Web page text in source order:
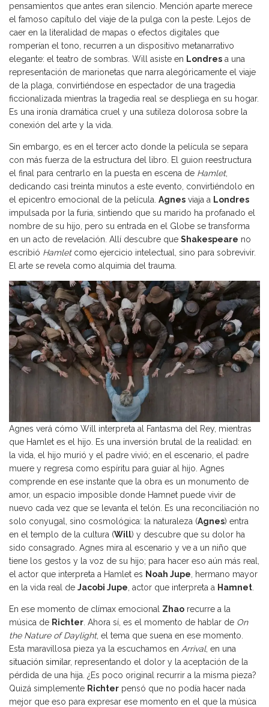
pensamientos que antes eran silencio. Mención aparte merece
el famoso capítulo del viaje de la pulga con la peste. Lejos de
caer en la literalidad de mapas o efectos digitales que
romperían el tono, recurren a un dispositivo metanarrativo
elegante: el teatro de sombras. Will asiste en Londres a una
representación de marionetas que narra alegóricamente el viaje
de la plaga, convirtiéndose en espectador de una tragedia
ficcionalizada mientras la tragedia real se despliega en su hogar.
Es una ironía dramática cruel y una sutileza dolorosa sobre la
conexión del arte y la vida.
Sin embargo, es en el tercer acto donde la película se separa
con más fuerza de la estructura del libro. El guion reestructura
el final para centrarlo en la puesta en escena de Hamlet,
dedicando casi treinta minutos a este evento, convirtiéndolo en
el epicentro emocional de la película. Agnes viaja a Londres
impulsada por la furia, sintiendo que su marido ha profanado el
nombre de su hijo, pero su entrada en el Globe se transforma
en un acto de revelación. Allí descubre que Shakespeare no
escribió Hamletcomo ejercicio intelectual, sino para sobrevivir.
El arte se revela como alquimia del trauma.
Agnes verá cómo Will interpreta al Fantasma del Rey, mientras
que Hamlet es el hijo. Es una inversión brutal de la realidad: en
la vida, el hijo murió y el padre vivió; en el escenario, el padre
muere y regresa como espíritu para guiar al hijo. Agnes
comprende en ese instante que la obra es un monumento de
amor, un espacio imposible donde Hamnet puede vivir de
nuevo cada vez que se levanta el telón. Es una reconciliación no
solo conyugal, sino cosmológica: la naturaleza (Agnes) entra
en el templo de la cultura (Will) y descubre que su dolor ha
sido consagrado. Agnes mira al escenario y ve a un niño que
tiene los gestos y la voz de su hijo; para hacer eso aún más real,
el actor que interpreta a Hamlet es Noah Jupe , hermano mayor
en la vida real de Jacobi Jupe , actor que interpreta a Hamnet
En ese momento de clímax emocional Zhao recurre a la
música de Richter . Ahora sí, es el momento de hablar de On
the Nature of Daylight, el tema que suena en ese momento.
Esta maravillosa pieza ya la escuchamos en Arrival, en una
situación similar, representando el dolor y la aceptación de la
pérdida de una hija. ¿Es poco original recurrir a la misma pieza?
Quizá simplemente Richter pensó que no podía hacer nada
mejor que eso para expresar ese momento en el que la música